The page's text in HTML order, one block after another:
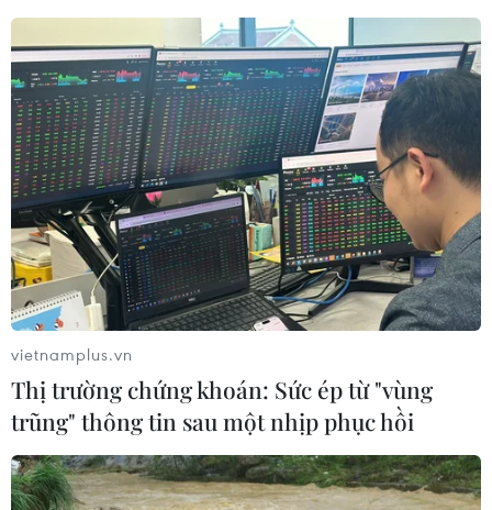
TIN CÙNG CHUYÊN MỤC
Bánh xèo tôm nhảy - món ăn phải
thử khi đến Quy Nhơn
07/08/2026 00:00
Trình diễn, chế biến bún kèn Hà
vietnamplus.vn
Thị trường chứng khoán: Sức ép từ "vùng
trũng" thông tin sau một nhịp phục hồi